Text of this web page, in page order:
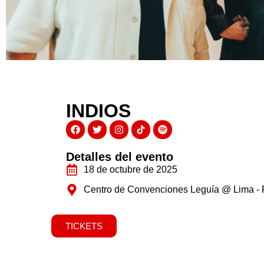
INDIOS
Detalles del evento​
18 de octubre de 2025
Centro de Convenciones Leguía @ Lima -
TICKETS